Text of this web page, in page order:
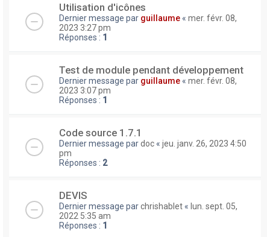
Utilisation d'icônes
Dernier message par guillaume « mer. févr. 08,
2023 3:27 pm
Réponses : 1
Test de module pendant développement
Dernier message par guillaume « mer. févr. 08,
2023 3:07 pm
Réponses : 1
Code source 1.7.1
Dernier message pardoc « jeu. janv. 26, 2023 4:50
pm
Réponses : 2
DEVIS
Dernier message parchrishablet « lun. sept. 05,
2022 5:35 am
Réponses : 1